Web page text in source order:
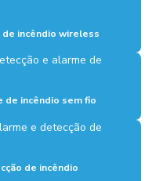
incêndio wireless
incêndio sem fio
de incêndio